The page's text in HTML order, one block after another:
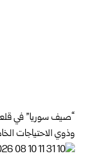
“صيف سوريا” في
وذوي الاحتياجات